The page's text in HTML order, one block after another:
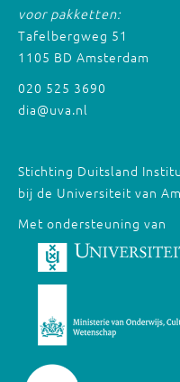
voor pakketten:
Tafelbergweg 51
1105 BD Amsterdam
020 525 3690
dia@uva.nl
Stichting Duitsland
bij de Universiteit van
Met ondersteuning van